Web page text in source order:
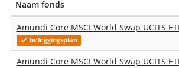
Naam fonds
Amundi Core MSCI World Swap UCITS
beleggingsplan
Amundi Core MSCI World Swap UCITS